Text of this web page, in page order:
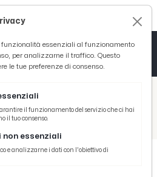
Picenotime
/ Serie B
fa male. Basta parlare della mia posizione”), Clotet, Forte e Paleari
essenziali al funzionamento
per analizzarne il traffico. Questo
le tue preferenze di consenso.
il funzionamento del servizio che ci hai
il tuo consenso.
essenziali
e analizzarne i dati con l'obiettivo di